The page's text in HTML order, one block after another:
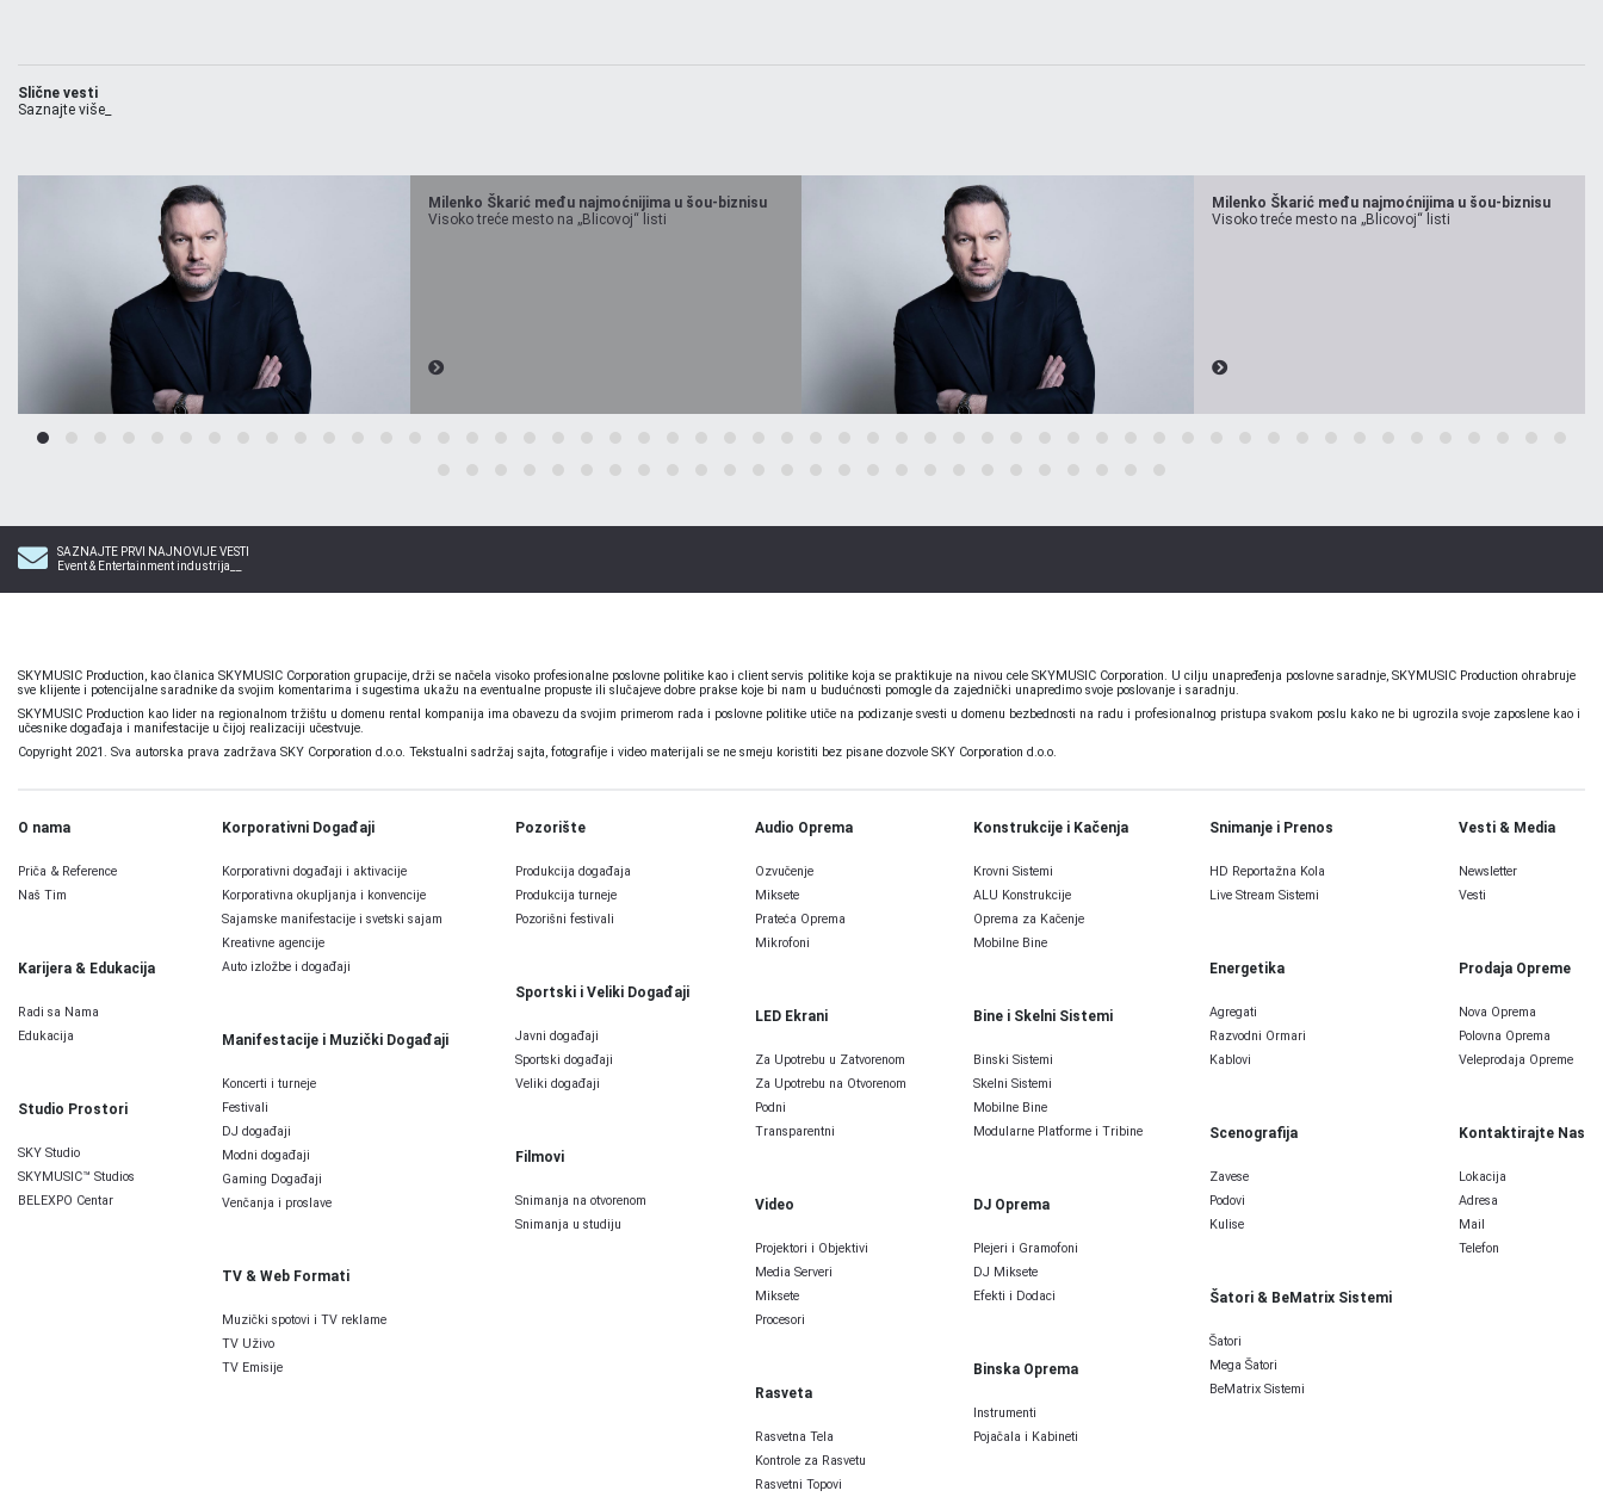
Slične vesti
Saznajte više_
Milenko Škarić među najmoćnijima u šou-biznisu
Visoko treće mesto na „Blicovoj“ listi
Milenko Škarić među najmoćnijima u šou-biznisu
Visoko treće mesto na „Blicovoj“ listi
SAZNAJTE PRVI NAJNOVIJE VESTI
Event & Entertainment industrija__
SKYMUSIC Production, kao članica SKYMUSIC Corporation grupacije, drži se načela visoko profesionalne poslovne politike kao i client servis politike koja se praktikuje na nivou cele SKYMUSIC Corporation. U cilju unapređenja poslovne saradnje, SKYMUSIC Production ohrabruje
sve klijente i potencijalne saradnike da svojim komentarima i sugestima ukažu na eventualne propuste ili slučajeve dobre prakse koje bi nam u budućnosti pomogle da zajednički unapredimo svoje poslovanje i saradnju.
SKYMUSIC Production kao lider na regionalnom tržištu u domenu rental kompanija ima obavezu da svojim primerom rada i poslovne politike utiče na podizanje svesti u domenu bezbednosti na radu i profesionalnog pristupa svakom poslu kako ne bi ugrozila svoje zaposlene kao i
učesnike događaja i manifestacije u čijoj realizaciji učestvuje.
Copyright 2021. Sva autorska prava zadržava SKY Corporation d.o.o. Tekstualni sadržaj sajta, fotografije i video materijali se ne smeju koristiti bez pisane dozvole SKY Corporation d.o.o.
O nama
Priča & Reference
Naš Tim
Karijera & Edukacija
Radi sa Nama
Edukacija
Studio Prostori
SKY Studio
SKYMUSIC™ Studios
BELEXPO Centar
Korporativni Događaji
Korporativni događaji i aktivacije
Korporativna okupljanja i konvencije
Sajamske manifestacije i svetski sajam
Kreativne agencije
Auto izložbe i događaji
Manifestacije i Muzički Događaji
Koncerti i turneje
Festivali
DJ događaji
Modni događaji
Gaming Događaji
Venčanja i proslave
TV & Web Formati
Muzički spotovi i TV reklame
TV Uživo
TV Emisije
Pozorište
Produkcija događaja
Produkcija turneje
Pozorišni festivali
Sportski i Veliki Događaji
Javni događaji
Sportski događaji
Veliki događaji
Filmovi
Snimanja na otvorenom
Snimanja u studiju
Audio Oprema
Ozvučenje
Miksete
Prateća Oprema
Mikrofoni
LED Ekrani
Za Upotrebu u Zatvorenom
Za Upotrebu na Otvorenom
Podni
Transparentni
Video
Projektori i Objektivi
Media Serveri
Miksete
Procesori
Rasveta
Rasvetna Tela
Kontrole za Rasvetu
Rasvetni Topovi
Konstrukcije i Kačenja
Krovni Sistemi
ALU Konstrukcije
Oprema za Kačenje
Mobilne Bine
Bine i Skelni Sistemi
Binski Sistemi
Skelni Sistemi
Mobilne Bine
Modularne Platforme i Tribine
DJ Oprema
Plejeri i Gramofoni
DJ Miksete
Efekti i Dodaci
Binska Oprema
Instrumenti
Pojačala i Kabineti
Snimanje i Prenos
HD Reportažna Kola
Live Stream Sistemi
Energetika
Agregati
Razvodni Ormari
Kablovi
Scenografija
Zavese
Podovi
Kulise
Šatori & BeMatrix Sistemi
Šatori
Mega Šatori
BeMatrix Sistemi
Vesti & Media
Newsletter
Vesti
Prodaja Opreme
Nova Oprema
Polovna Oprema
Veleprodaja Opreme
Kontaktirajte Nas
Lokacija
Adresa
Mail
Telefon